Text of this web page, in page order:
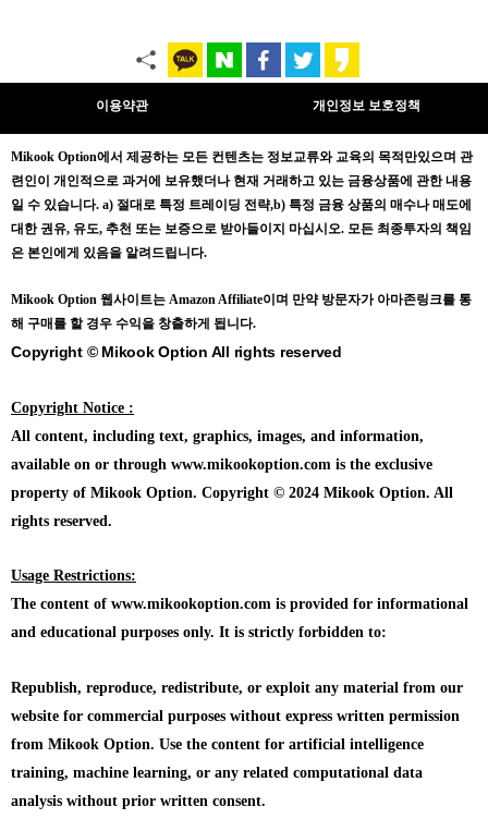
이용약관 개인정보 보호정책
Mikook Option에서 제공하는 모든 컨텐츠는 정보교류와 교육의 목적만있으며 관
련인이 개인적으로 과거에 보유했더나 현재 거래하고 있는 금융상품에 관한 내용
일 수 있습니다. a) 절대로 특정 트레이딩 전략,b) 특정 금융 상품의 매수나 매도에
대한 권유, 유도, 추천 또는 보증으로 받아들이지 마십시오. 모든 최종투자의 책임
은 본인에게 있음을 알려드립니다.
Mikook Option 웹사이트는 Amazon Affiliate이며 만약 방문자가 아마존링크를 통
해 구매를 할 경우 수익을 창출하게 됩니다.
Copyright © Mikook Option All rights reserved
Copyright Notice :
All content, including text, graphics, images, and information,
available on or through www.mikookoption.com is the exclusive
property of Mikook Option. Copyright © 2024 Mikook Option. All
rights reserved.
Usage Restrictions:
The content of www.mikookoption.com is provided for informational
and educational purposes only. It is strictly forbidden to:
Republish, reproduce, redistribute, or exploit any material from our
website for commercial purposes without express written permission
from Mikook Option. Use the content for artificial intelligence
training, machine learning, or any related computational data
analysis without prior written consent.